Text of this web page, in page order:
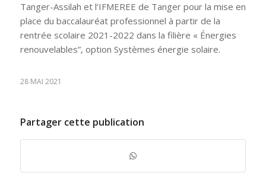
Tanger-Assilah et l’IFMEREE de Tanger pour la mise en
place du baccalauréat professionnel à partir de la
rentrée scolaire 2021-2022 dans la filière « Énergies
renouvelables”, option Systèmes énergie solaire.
28 MAI 2021
Partager cette publication